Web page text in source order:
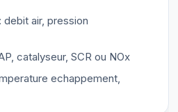
air, pression
catalyseur, SCR ou NOx
echappement,